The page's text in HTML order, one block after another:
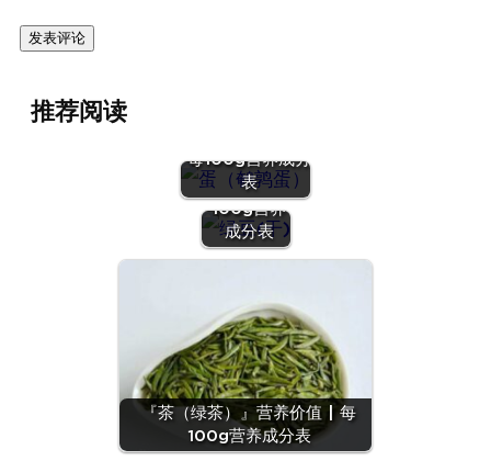
推荐阅读
每100g营养成分
表
(干)』营养
价值 | 每
100g营养
成分表
『茶（绿茶）』营养价值 | 每
100g营养成分表